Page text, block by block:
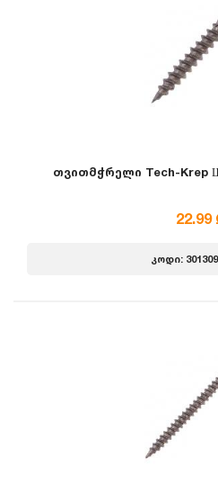
თვითმჭრელი Tech-Krep
22.99
კოდი: